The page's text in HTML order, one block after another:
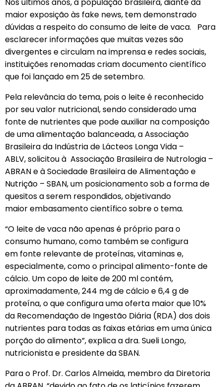
maior exposição às fake news, tem demonstrado
dúvidas a respeito do consumo de leite de vaca. Para
esclarecer informações que muitas vezes são
divergentes e circulam na imprensa e redes sociais,
instituições renomadas criam documento científico
que foi lançado em 25 de setembro.
Pela relevância do tema, pois o leite é reconhecido
por seu valor nutricional, sendo considerado uma
fonte de nutrientes que pode auxiliar na composição
de uma alimentação balanceada, a Associação
Brasileira da Indústria de Lácteos Longa Vida –
ABLV, solicitou à Associação Brasileira de Nutrologia –
ABRAN e à Sociedade Brasileira de Alimentação e
Nutrição – SBAN, um posicionamento sob a forma de
quesitos a serem respondidos, objetivando
maior embasamento científico sobre o tema.
“O leite de vaca não apenas é próprio para o
consumo humano, como também se configura
em fonte relevante de proteínas, vitaminas e,
especialmente, como o principal alimento-fonte de
cálcio. Um copo de leite de 200 ml contém,
aproximadamente, 244 mg de cálcio e 6,4 g de
proteína, o que configura uma oferta maior que 10%
da Recomendação de Ingestão Diária (RDA) dos dois
nutrientes para todas as faixas etárias em uma única
porção do alimento”, explica a dra. Sueli Longo,
nutricionista e presidente da SBAN.
Para o Prof. Dr. Carlos Almeida, membro da Diretoria